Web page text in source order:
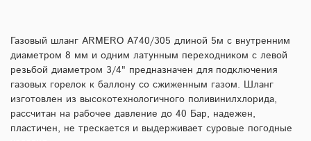
Газовый шланг ARMERO A740/305 длиной 5м с внутренним
диаметром 8 мм и одним латунным переходником с левой
резьбой диаметром 3/4" предназначен для подключения
газовых горелок к баллону со сжиженным газом. Шланг
изготовлен из высокотехнологичного поливинилхлорида,
рассчитан на рабочее давление до 40 Бар, надежен,
пластичен, не трескается и выдерживает суровые погодные